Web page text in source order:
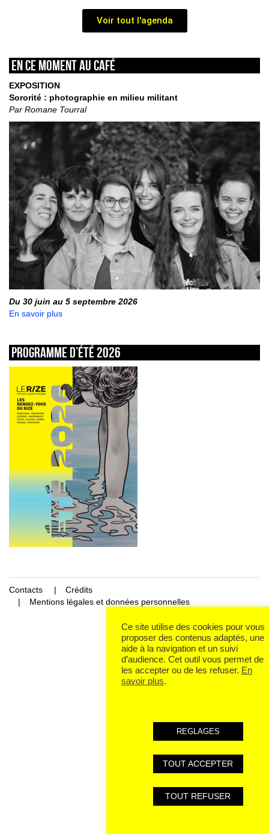
Voir tout l'agenda
En ce moment au café
EXPOSITION
Sororité : photographie en milieu militant
Par Romane Tourral
Du 30 juin au 5 septembre 2026
En savoir plus
Programme d’été 2026
Contacts
Crédits
Mentions légales et données personnelles
Ce site utilise des cookies pour vous
proposer des contenus adaptés, une
aide à la navigation et un suivi
d’audience. Cet outil vous permet de
les accepter ou de les refuser. En
savoir plus.
REGLAGES
TOUT ACCEPTER
TOUT REFUSER